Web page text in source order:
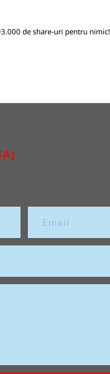
de share-uri pentru nimic!